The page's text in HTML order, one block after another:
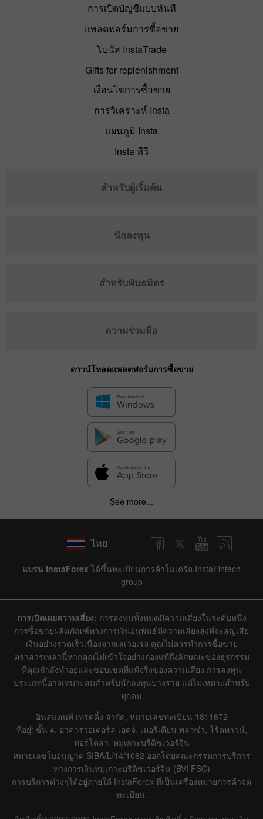
การเปิดบัญชีแบบทันที
แพลตฟอร์มการซื้อขาย
โบนัส InstaTrade
Gifts for replenishment
เงื่อนไขการซื้อขาย
การวิเคราะห์ Insta
แผนภูมิ Insta
Insta ทีวี
สำหรับผู้เริ่มต้น
นักลงทุน
สำหรับพันธมิตร
ความร่วมมือ
ดาวน์โหลดแพลตฟอร์มการซื้อขาย
See more...
ไทย
แบรน InstaForex ได้ขึ้นทะเบียนการค้าในเครือ InstaFintech
group
การเปิดเผยความเสี่ยง: การลงทุนทั้งหมดมีความเสี่ยงในระดับหนึ่ง
การซื้อขายผลิตภัณฑ์ทางการเงินอนุพันธ์มีความเสี่ยงสูงที่จะสูญเสีย
เงินอย่างรวดเร็วเนื่องจากเลเวอเรจ คุณไม่ควรทำการซื้อขาย
ตราสารเหล่านี้หากคุณไม่เข้าใจอย่างถ่องแท้ถึงลักษณะของธุรกรรม
ที่คุณกำลังทำอยู่และขอบเขตที่แท้จริงของความเสี่ยง การลงทุน
ประเภทนี้อาจเหมาะสมสำหรับนักลงทุนบางราย แต่ไม่เหมาะสำหรับ
ทุกคน
อินสแตนท์ เทรดดิ้ง จำกัด, หมายเลขทะเบียน 1811672
ที่อยู่: ชั้น 4, อาคารวอเตอร์ส เอดจ์, เมอริเดียน พลาซ่า, โร้ดทาวน์,
ทอร์โตลา, หมู่เกาะบริติชเวอร์จิน
หมายเลขใบอนุญาต SIBA/L/14/1082 ออกโดยคณะกรรมการบริการ
ทางการเงินหมู่เกาะบริติชเวอร์จิน (BVI FSC)
การบริการต่างๆได้อยู่ภายใต้ InstaForex ที่เป็นเครื่องหมายการค้าจด
ทะเบียน.